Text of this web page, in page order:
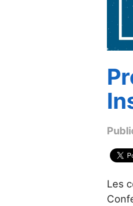
Les